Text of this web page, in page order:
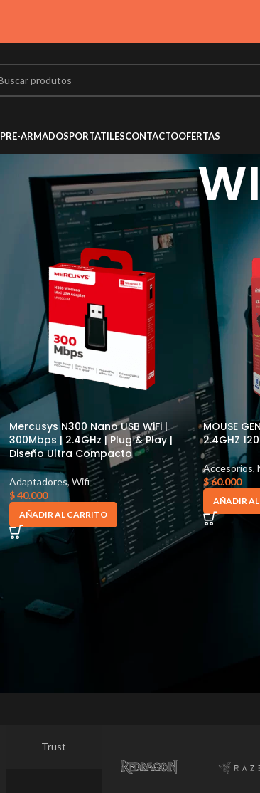
PRE-ARMADOSPORTATILESCONTACTOOFERTAS
Mercusys N300 Nano USB WiFi |
300Mbps | 2.4GHz | Plug & Play |
Diseño Ultra Compacto
Adaptadores, Wifi
$40.000
AÑADIR AL CARRITO
MOUSE
2.4GHZ
Accesorios,
$60.000
AÑADIR
Trust